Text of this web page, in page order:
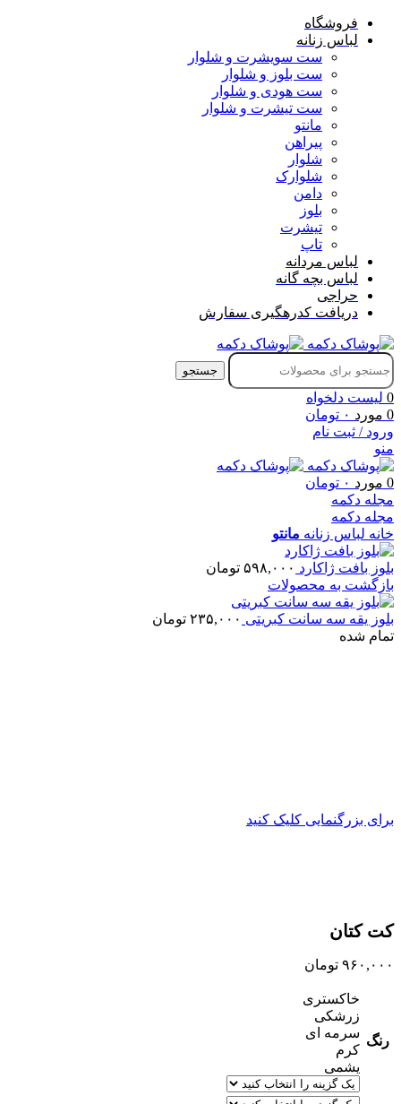
فروشگاه
لباس زنانه
ست سویشرت و شلوار
ست بلوز و شلوار
ست هودی و شلوار
ست تیشرت و شلوار
مانتو
پیراهن
شلوار
شلوارک
دامن
بلوز
تیشرت
تاپ
لباس مردانه
لباس بچه گانه
حراجی
دریافت کدرهگیری سفارش
جستجو
0 لیست دلخواه
0 مورد ۰ تومان
ورود / ثبت نام
منو
0 مورد ۰ تومان
مجله دکمه
مجله دکمه
خانه لباس زنانه مانتو
بلوز بافت ژاکارد ۵۹۸,۰۰۰ تومان
بازگشت به محصولات
بلوز یقه سه سانت کبریتی ۲۳۵,۰۰۰ تومان
تمام شده
برای بزرگنمایی کلیک کنید
کت کتان
۹۶۰,۰۰۰ تومان
رنگ
خاکستری
زرشکی
سرمه ای
کرم
یشمی